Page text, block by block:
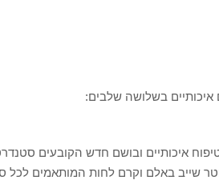
בשלושה שלבים:
איכותיים ובושם חדש הקובעים
שייב באלם וקרם לחות המותאמים לכל